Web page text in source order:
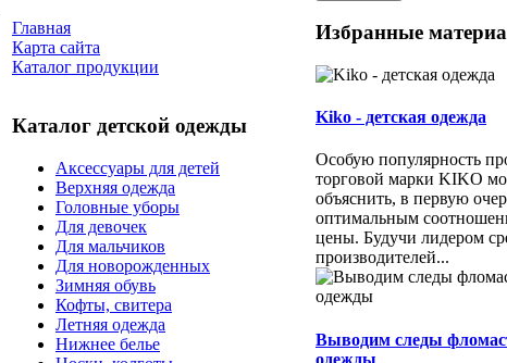
Главная
Карта сайта
Каталог продукции
Каталог детской одежды
Аксессуары для детей
Верхняя одежда
Головные уборы
Для девочек
Для мальчиков
Для новорожденных
Зимняя обувь
Кофты, свитера
Летняя одежда
Нижнее белье
Избранные
Kiko - детская одежда
Особую популярность
торговой марки KIKO
объяснить, в первую
оптимальным
цены. Будучи лидером
производителей...
Выводим следы
одежды